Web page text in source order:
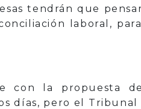
tendrán que
laboral,
con la propuesta
días, pero el